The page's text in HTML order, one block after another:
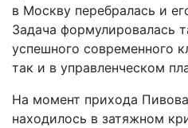
в Москву перебралась и
Задача формулировалась
успешного современного
так и в управленческом
На момент прихода
находилось в затяжном